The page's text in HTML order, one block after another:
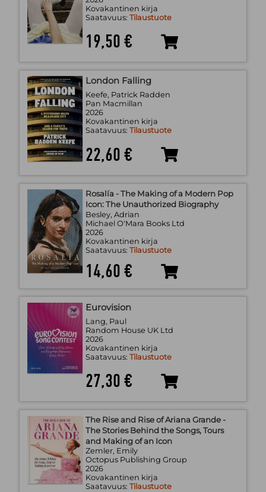
Kovakantinen kirja
Saatavuus: Tilaustuote
19,50 €
London Falling
Keefe, Patrick Radden
Pan Macmillan
2026
Kovakantinen kirja
Saatavuus: Tilaustuote
22,60 €
Rosalía - The Making of a Modern Pop
Icon: The Unauthorized Biography
Besley, Adrian
Michael O'Mara Books Ltd
2026
Kovakantinen kirja
Saatavuus: Tilaustuote
14,60 €
Eurovision
Lang, Paul
Random House UK Ltd
2026
Kovakantinen kirja
Saatavuus: Tilaustuote
27,30 €
The Rise and Rise of Ariana Grande -
The Stories Behind the Songs, Tours
and Making of an Icon
Zemler, Emily
Octopus Publishing Group
2026
Kovakantinen kirja
Saatavuus: Tilaustuote